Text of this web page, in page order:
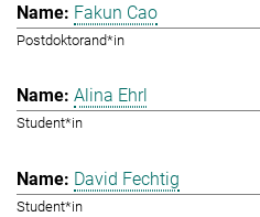
Fakun Cao
Postdoktorand*in
Alina Ehrl
Student*in
David Fechtig
Student*in